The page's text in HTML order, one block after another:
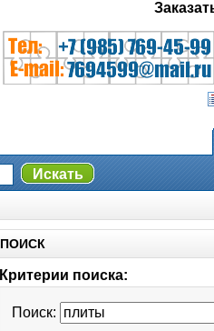
Искать
ПОИСК
Критерии поиска:
Поиск: